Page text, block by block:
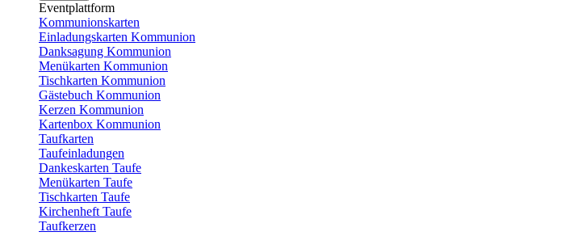
Eventplattform
Kommunionskarten
Einladungskarten Kommunion
Danksagung Kommunion
Menükarten Kommunion
Tischkarten Kommunion
Gästebuch Kommunion
Kerzen Kommunion
Kartenbox Kommunion
Taufkarten
Taufeinladungen
Dankeskarten Taufe
Menükarten Taufe
Tischkarten Taufe
Kirchenheft Taufe
Taufkerzen